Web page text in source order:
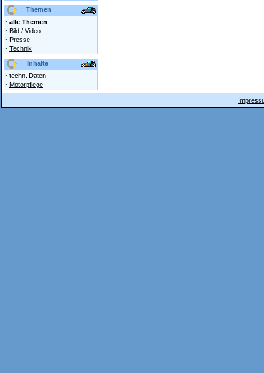
Themen
· alle Themen
· Bild / Video
· Presse
· Technik
Inhalte
· techn. Daten
· Motorpflege